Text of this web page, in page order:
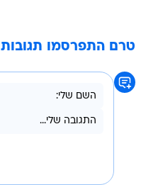
טרם התפרסמו תגובות